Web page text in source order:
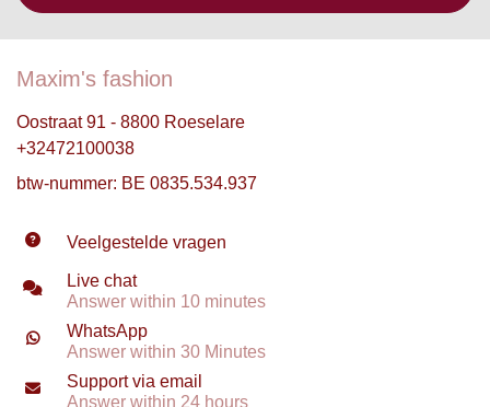
Maxim's fashion
Oostraat 91 - 8800 Roeselare
+32472100038
btw-nummer: BE 0835.534.937
Veelgestelde vragen
Live chat
Answer within 10 minutes
WhatsApp
Answer within 30 Minutes
Support via email
Answer within 24 hours